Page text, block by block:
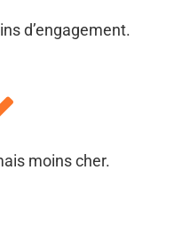
d’engagement.
moins cher.